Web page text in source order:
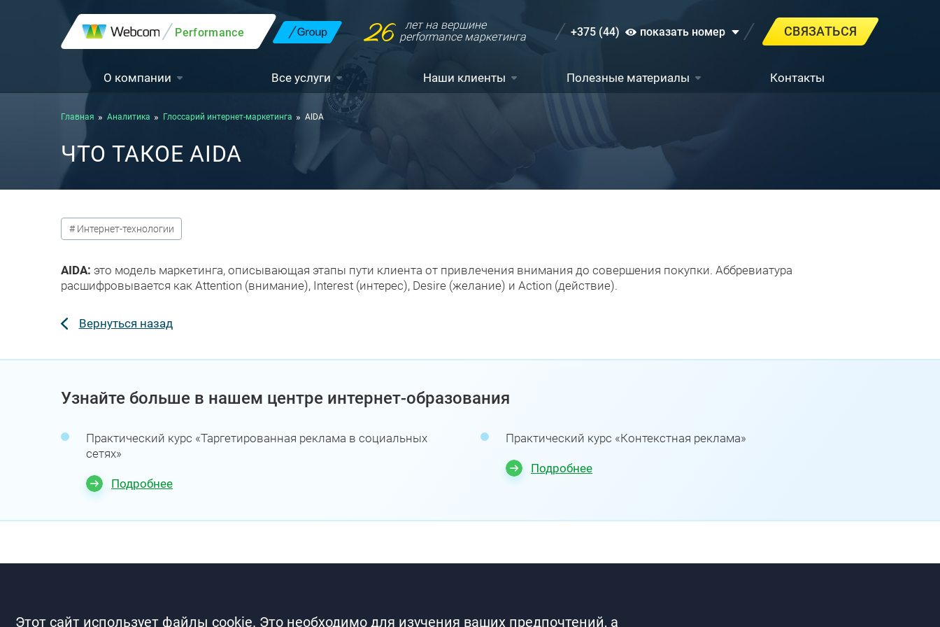
Performance 26
лет на вершине
performance маркетинга
+375 (44) показать номер СВЯЗАТЬСЯ
О компании Все услуги Наши клиенты Полезные материалы Контакты
Главная Аналитика Глоссарий интернет-маркетинга AIDA
ЧТО ТАКОЕ AIDA
# Интернет-технологии
AIDA: это модель маркетинга, описывающая этапы пути клиента от привлечения внимания до совершения покупки. Аббревиатура
расшифровывается как Attention (внимание), Interest (интерес), Desire (желание) и Action (действие).
Вернуться назад
Узнайте больше в нашем центре интернет-образования
Практический курс «Таргетированная реклама в социальных
сетях»
Подробнее
Практический курс «Контекстная реклама»
Подробнее
Этот сайт использует файлы cookie. Это необходимо для изучения ваших предпочтений, а